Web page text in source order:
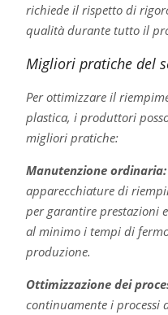
richiede il rispetto di
qualità durante tutto il
Migliori pratiche del
Per ottimizzare il
plastica, i produttori
migliori pratiche:
Manutenzione ordinaria:
apparecchiature di
per garantire prestazioni
al minimo i tempi di
produzione.
Ottimizzazione dei
continuamente i processi